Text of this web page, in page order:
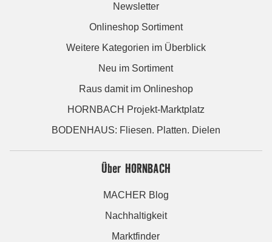
Newsletter
Onlineshop Sortiment
Weitere Kategorien im Überblick
Neu im Sortiment
Raus damit im Onlineshop
HORNBACH Projekt-Marktplatz
BODENHAUS: Fliesen. Platten. Dielen
Über HORNBACH
MACHER Blog
Nachhaltigkeit
Marktfinder